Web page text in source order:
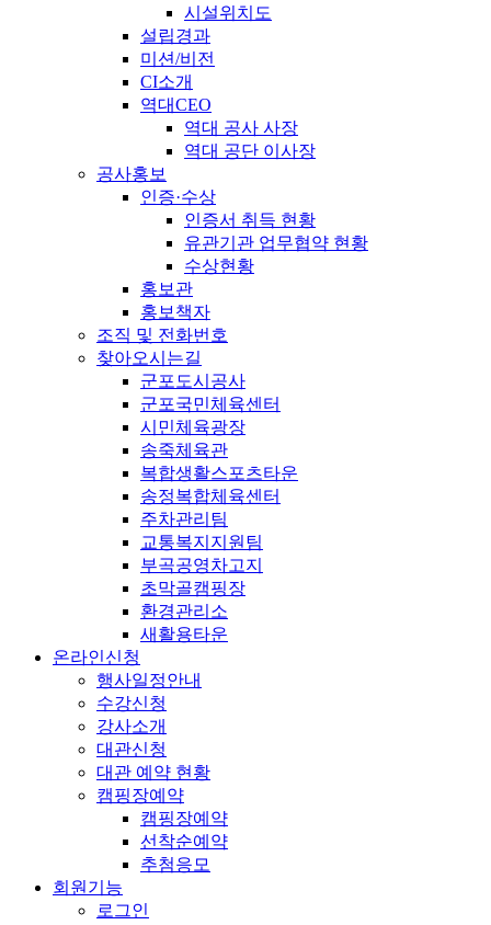
시설위치도
설립경과
미션/비전
CI소개
역대CEO
역대 공사 사장
역대 공단 이사장
공사홍보
인증·수상
인증서 취득 현황
유관기관 업무협약 현황
수상현황
홍보관
홍보책자
조직 및 전화번호
찾아오시는길
군포도시공사
군포국민체육센터
시민체육광장
송죽체육관
복합생활스포츠타운
송정복합체육센터
주차관리팀
교통복지지원팀
부곡공영차고지
초막골캠핑장
환경관리소
새활용타운
온라인신청
행사일정안내
수강신청
강사소개
대관신청
대관 예약 현황
캠핑장예약
캠핑장예약
선착순예약
추첨응모
회원기능
로그인